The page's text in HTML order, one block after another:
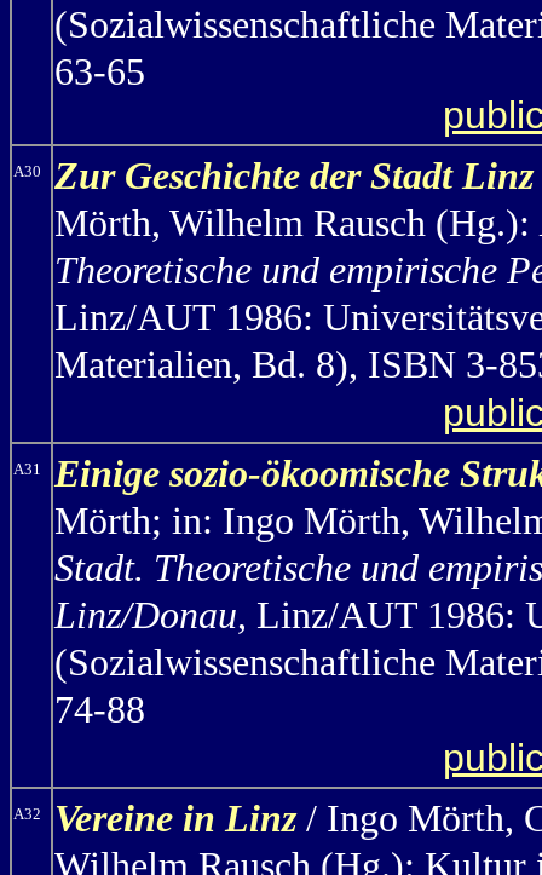
(Sozialwissenschaftliche
63-65
A30
Zur Geschichte der Stadt Linz
Mörth, Wilhelm Rausch (Hg.):
Theoretische und empirische
Linz/AUT 1986:
Materialien, Bd. 8), ISBN 3-
A31
Einige sozio-ökoomische
Mörth; in: Ingo Mörth,
Stadt. Theoretische und
Linz/Donau, Linz/AUT 1986:
(Sozialwissenschaftliche
74-88
A32 Vereine in Linz / Ingo Mörth,
Wilhelm Rausch (Hg.): Kultur